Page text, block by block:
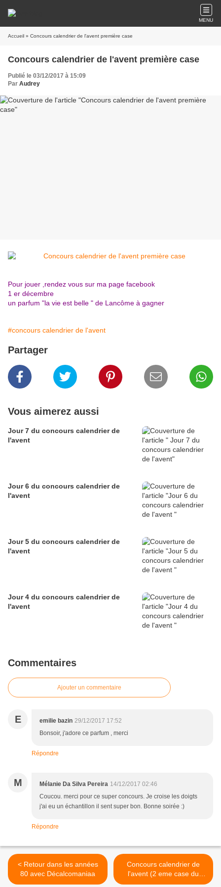
MENU
Accueil » Concours calendrier de l'avent première case
Concours calendrier de l'avent première case
Publié le 03/12/2017 à 15:09
Par Audrey
Pour jouer ,rendez vous sur ma page facebook
1 er décembre
un parfum "la vie est belle " de Lancôme à gagner
#concours calendrier de l'avent
Partager
Vous aimerez aussi
Jour 7 du concours calendrier de
l'avent
Jour 6 du concours calendrier de
l'avent
Jour 5 du concours calendrier de
l'avent
Jour 4 du concours calendrier de
l'avent
Commentaires
Ajouter un commentaire
E emilie bazin 29/12/2017 17:52
Bonsoir, j'adore ce parfum , merci
Répondre
M Mélanie Da Silva Pereira 14/12/2017 02:46
Coucou. merci pour ce super concours. Je croise les doigts
j'ai eu un échantillon il sent super bon. Bonne soirée :)
Répondre
< Retour dans les années
80 avec Décalcomaniaa
Concours calendrier de
l'avent (2 eme case du
calendrier) >